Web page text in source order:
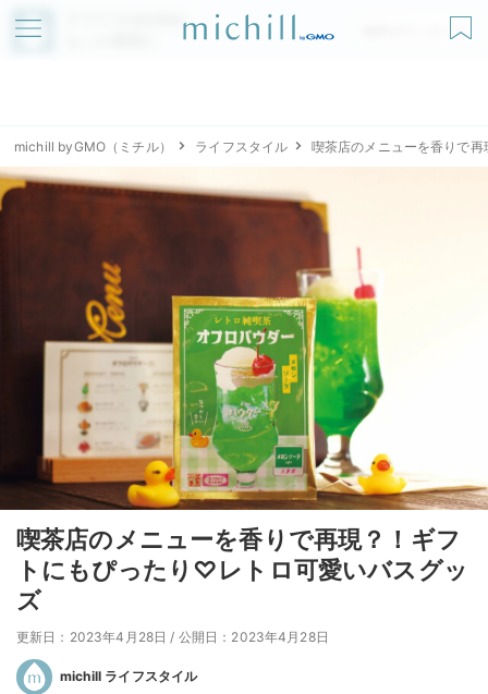
アプリでmichillが
無料ダウンロード
michill byGMO（ミチル） ライフスタイル 喫茶店のメニューを香りで
喫茶店のメニューを香りで再現？！ギフ
トにもぴったり♡レトロ可愛いバスグッ
ズ
更新日：2023年4月28日 / 公開日：2023年4月28日
michill ライフスタイル